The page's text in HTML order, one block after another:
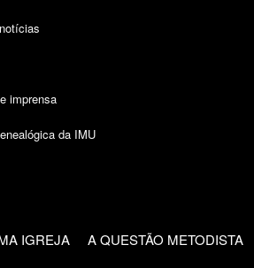
imprensa
da IMU
IGREJA A QUESTÃO METODISTA